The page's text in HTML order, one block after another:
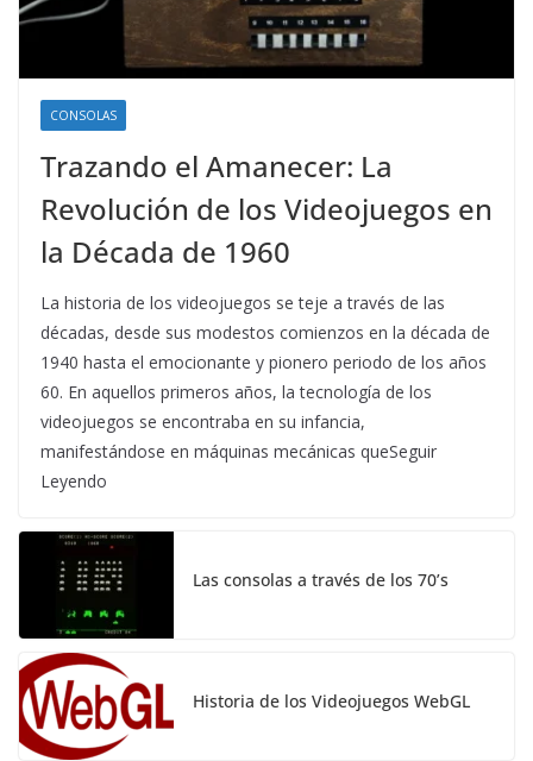
CONSOLAS
Trazando el Amanecer: La
Revolución de los Videojuegos en
la Década de 1960
La historia de los videojuegos se teje a través de las
décadas, desde sus modestos comienzos en la década de
1940 hasta el emocionante y pionero periodo de los años
60. En aquellos primeros años, la tecnología de los
videojuegos se encontraba en su infancia,
manifestándose en máquinas mecánicas queSeguir
Leyendo
Las consolas a través de los 70’s
Historia de los Videojuegos WebGL